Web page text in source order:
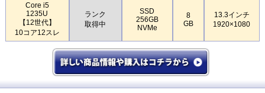
Core i5
1235U
【12世代】
10コア12スレ
ランク
取得中
SSD
256GB
NVMe
8
GB
13.3インチ
1920×1080